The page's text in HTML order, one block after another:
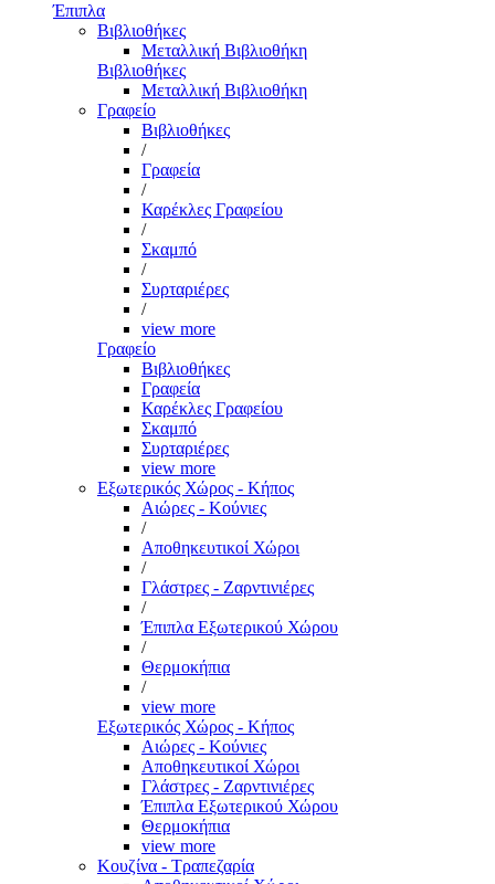
Έπιπλα
Βιβλιοθήκες
Μεταλλική Βιβλιοθήκη
Βιβλιοθήκες
Μεταλλική Βιβλιοθήκη
Γραφείο
Βιβλιοθήκες
/
Γραφεία
/
Καρέκλες Γραφείου
/
Σκαμπό
/
Συρταριέρες
/
view more
Γραφείο
Βιβλιοθήκες
Γραφεία
Καρέκλες Γραφείου
Σκαμπό
Συρταριέρες
view more
Εξωτερικός Χώρος - Κήπος
Αιώρες - Κούνιες
/
Αποθηκευτικοί Χώροι
/
Γλάστρες - Ζαρντινιέρες
/
Έπιπλα Εξωτερικού Χώρου
/
Θερμοκήπια
/
view more
Εξωτερικός Χώρος - Κήπος
Αιώρες - Κούνιες
Αποθηκευτικοί Χώροι
Γλάστρες - Ζαρντινιέρες
Έπιπλα Εξωτερικού Χώρου
Θερμοκήπια
view more
Κουζίνα - Τραπεζαρία